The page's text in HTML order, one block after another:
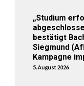
„Studium
bestätigt
Siegmund
Kampagne
5. August 2026